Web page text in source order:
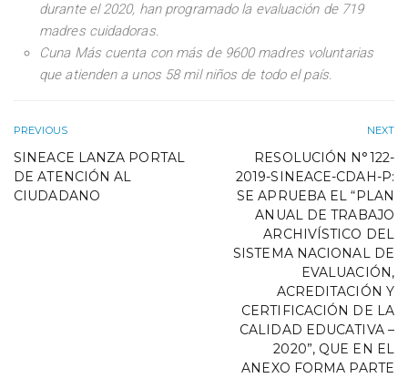
durante el 2020, han programado la evaluación de 719
madres cuidadoras.
Cuna Más cuenta con más de 9600 madres voluntarias
que atienden a unos 58 mil niños de todo el país.
PREVIOUS
SINEACE LANZA PORTAL
DE ATENCIÓN AL
CIUDADANO
NEXT
RESOLUCIÓN N°122-
2019-SINEACE-CDAH-P:
SE APRUEBA EL “PLAN
ANUAL DE TRABAJO
ARCHIVÍSTICO DEL
SISTEMA NACIONAL DE
EVALUACIÓN,
ACREDITACIÓN Y
CERTIFICACIÓN DE LA
CALIDAD EDUCATIVA –
2020”, QUE EN EL
ANEXO FORMA PARTE